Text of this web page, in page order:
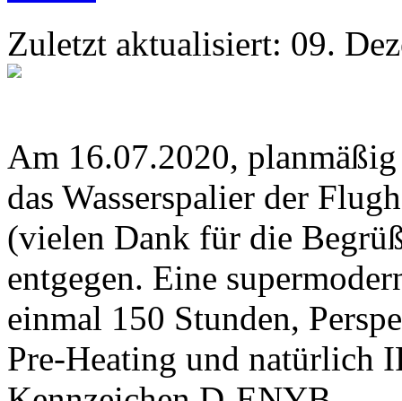
Zuletzt aktualisiert: 09.
Am 16.07.2020,
das Wasserspalier der
(vielen Dank für die
entgegen. Eine
einmal 150 Stunden,
Pre-Heating und natürlich